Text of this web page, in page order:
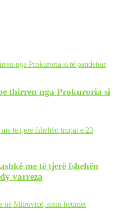
thirren nga Prokuroria si
me të tjerë fshehën
varreza